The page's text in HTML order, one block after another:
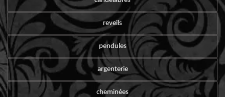
reveils
pendules
argenterie
cheminées